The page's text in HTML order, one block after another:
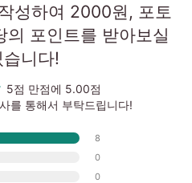
성하여 2000원, 포토
포인트를 받아보실
니다!
5점 만점에 5.00점
를 통해서 부탁드립니다!
8
0
0